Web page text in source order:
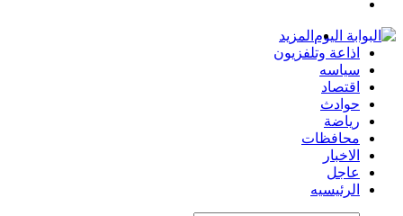
المزيد
اذاعة وتلفزيون
سياسه
اقتصاد
حوادث
رياضة
محافظات
الاخبار
عاجل
الرئيسيه